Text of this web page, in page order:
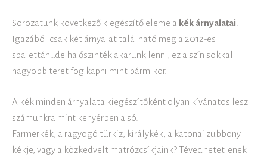
Sorozatunk következő kiegészítő eleme a kék árnyalatai
Igazából csak két árnyalat található meg a 2012-es
spalettán…de ha őszinték akarunk lenni, ez a szín sokkal
nagyobb teret fog kapni mint bármikor.
A kék minden árnyalata kiegészítőként olyan kívánatos lesz
számunkra mint kenyérben a só.
Farmerkék, a ragyogó türkiz, királykék, a katonai zubbony
kékje, vagy a közkedvelt matrózcsíkjaink? Tévedhetetlenek